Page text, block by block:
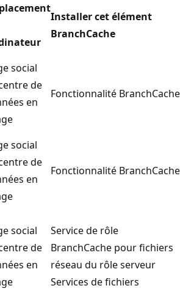
Installer cet élément
BranchCache
social
de
en
Fonctionnalité BranchCache
social
de
en
Fonctionnalité BranchCache
social
de
en
Service de rôle
BranchCache pour fichiers
réseau du rôle serveur
Services de fichiers